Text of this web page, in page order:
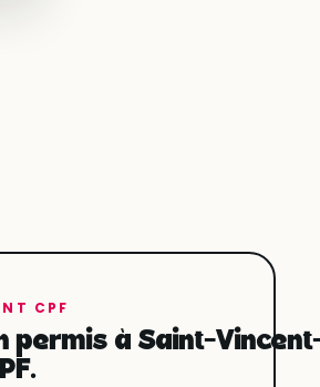
CPF
permis à Saint-